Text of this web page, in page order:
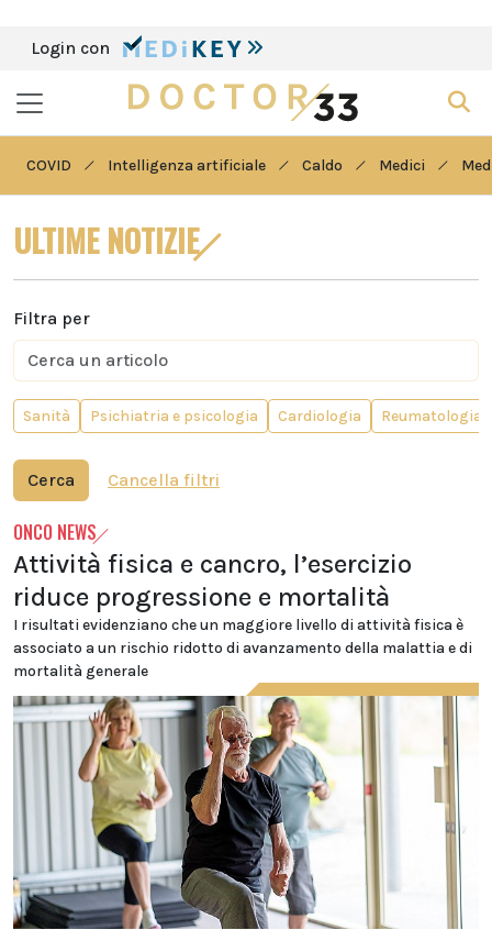
Login con
COVID Intelligenza artificiale Caldo Medici
ULTIME NOTIZIE
Filtra per
Sanità Psichiatria e psicologia Cardiologia Reumatologia
Cerca Cancella filtri
ONCO NEWS
Attività fisica e cancro, l’esercizio
riduce progressione e mortalità
I risultati evidenziano che un maggiore livello di attività fisica è
associato a un rischio ridotto di avanzamento della malattia e di
mortalità generale